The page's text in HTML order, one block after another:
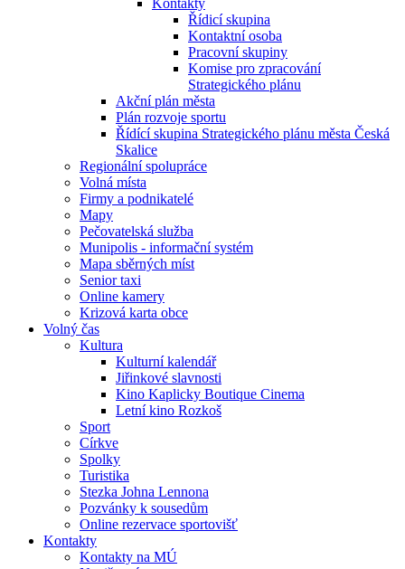
Kontakty
Řídicí skupina
Kontaktní osoba
Pracovní skupiny
Komise pro zpracování
Strategického plánu
Akční plán města
Plán rozvoje sportu
Řídící skupina Strategického plánu města Česká
Skalice
Regionální spolupráce
Volná místa
Firmy a podnikatelé
Mapy
Pečovatelská služba
Munipolis - informační systém
Mapa sběrných míst
Senior taxi
Online kamery
Krizová karta obce
Volný čas
Kultura
Kulturní kalendář
Jiřinkové slavnosti
Kino Kaplicky Boutique Cinema
Letní kino Rozkoš
Sport
Církve
Spolky
Turistika
Stezka Johna Lennona
Pozvánky k sousedům
Online rezervace sportovišť
Kontakty
Kontakty na MÚ